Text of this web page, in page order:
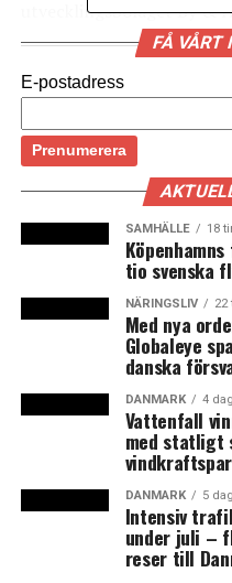
utvecklingsbolaget By &
vars ägande i By & Havn
medan staten behåller
Köpenhamn, däribland
äger hälften av aktierna i
Malmö Port, CMP, som
Köpenhamn och Malmö.
Malmö stad (27 procent)
Överenskommelsen om
presenterades av
regeringen på
Läs mer:13 miljarder
Nordhamnstunnel
Läs mer: Ny metro gör
tågknutpunkt i
FÅ VÅRT
E-postadress
SAMHÄLLE 18
tio svenska
NÄRINGSLIV 22
Med nya
Globaleye
danska
DANMARK 4
Vattenfall
med statligt
DANMARK 5
Intensiv
under juli –
reser till